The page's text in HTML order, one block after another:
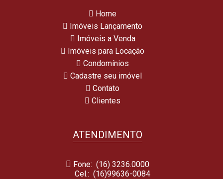
Home
Imóveis Lançamento
Imóveis a Venda
Imóveis para Locação
Condomínios
Cadastre seu imóvel
Contato
Clientes
ATENDIMENTO
Fone: (16) 3236.0000
Cel.:(16)99636-0084